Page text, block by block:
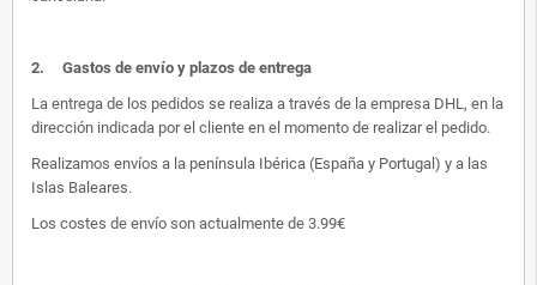
2. Gastos de envío y plazos de entrega
La entrega de los pedidos se realiza a través de la empresa DHL, en la
dirección indicada por el cliente en el momento de realizar el pedido.
Realizamos envíos a la península Ibérica (España y Portugal) y a las
Islas Baleares.
Los costes de envío son actualmente de 3.99€